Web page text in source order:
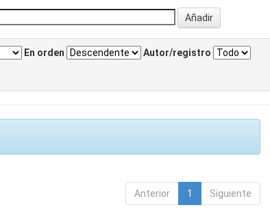
En orden Autor/registro
Anterior 1 Siguiente